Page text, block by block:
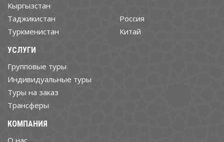
Кыргызстан
Таджикистан
Туркменистан
Россия
Китай
УСЛУГИ
Групповые туры
Индивидуальные туры
Туры на заказ
Трансферы
КОМПАНИЯ